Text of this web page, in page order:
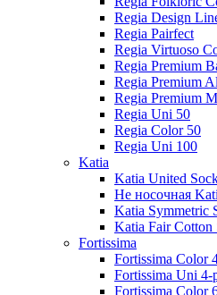
Regia Design
Regia Pairfect
Regia Virtuoso
Regia Premium
Regia Premium
Regia Premium
Regia Uni 50
Regia Color 50
Regia Uni 100
Katia
Katia United
Не носочная
Katia Symmetric
Katia Fair Cotton
Fortissima
Fortissima Color
Fortissima Uni 4-
Fortissima Color